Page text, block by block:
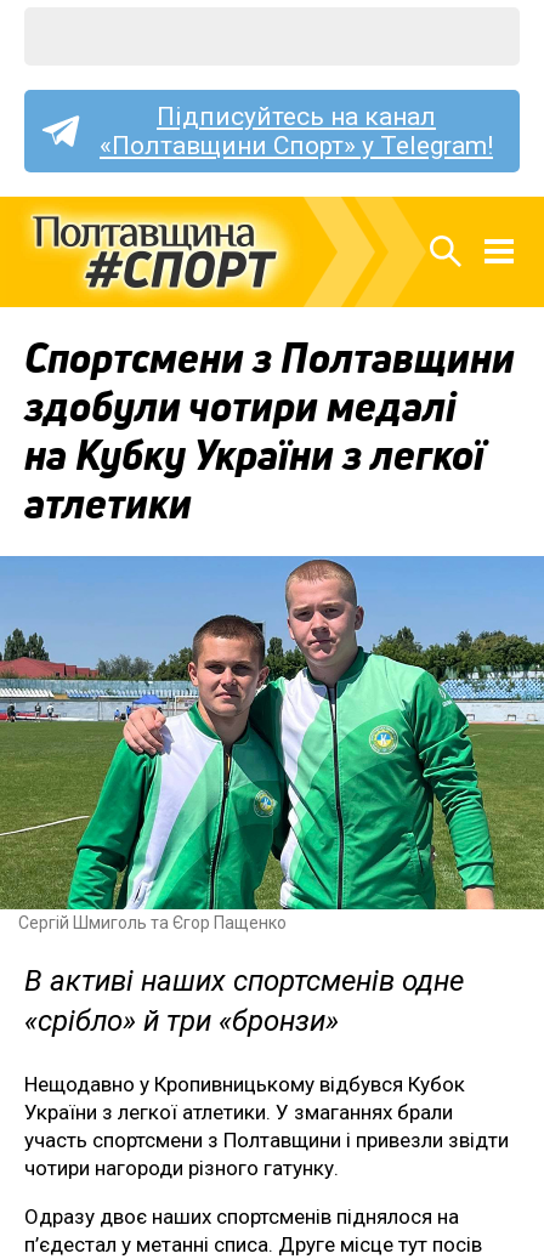
Підписуйтесь на канал
«Полтавщини Спорт» у Telegram!
Спортсмени з Полтавщини
здобули чотири медалі
на Кубку України з легкої
атлетики
Сергій Шмиголь та Єгор Пащенко
В активі наших спортсменів одне
«срібло» й три «бронзи»
Нещодавно у Кропивницькому відбувся Кубок
України з легкої атлетики. У змаганнях брали
участь спортсмени з Полтавщини і привезли звідти
чотири нагороди різного гатунку.
Одразу двоє наших спортсменів піднялося на
п’єдестал у метанні списа. Друге місце тут посів